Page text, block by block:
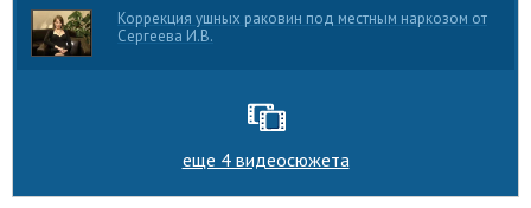
Коррекция ушных раковин под местным наркозом от
Сергеева И.В.
еще 4 видеосюжета